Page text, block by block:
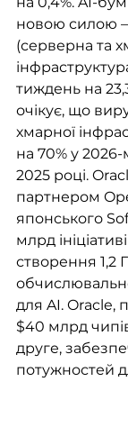
новою силою —
(серверна та
тиждень на
очікує, що
хмарної
на 70% у 2026-
2025 році.
партнером
японського
млрд
створення 1,2
для AI. Oracle,
$40 млрд
друге,
потужностей